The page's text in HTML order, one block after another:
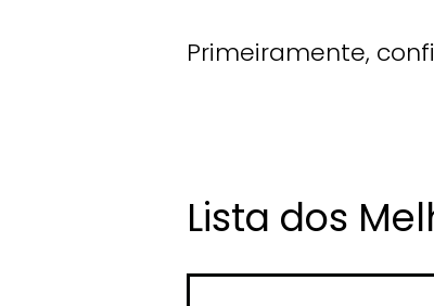
Primeiramente,
Lista dos